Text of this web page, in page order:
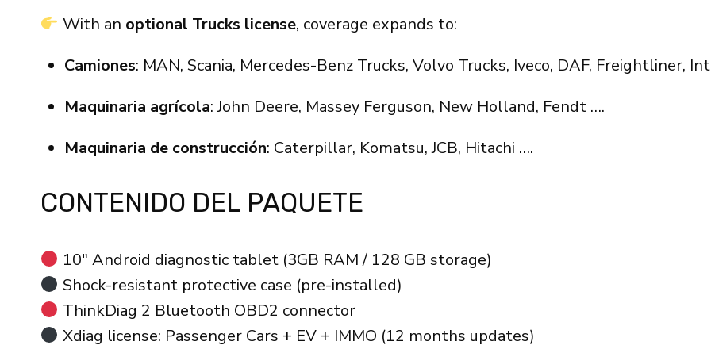
With an optional Trucks license, coverage expands to:
Camiones: MAN, Scania, Mercedes-Benz Trucks, Volvo Trucks, Iveco, DAF, Freightliner,
Maquinaria agrícola: John Deere, Massey Ferguson, New Holland, Fendt ….
Maquinaria de construcción: Caterpillar, Komatsu, JCB, Hitachi ….
CONTENIDO DEL PAQUETE
10″ Android diagnostic tablet (3GB RAM / 128 GB storage)
Shock-resistant protective case (pre-installed)
ThinkDiag 2 Bluetooth OBD2 connector
Xdiag license: Passenger Cars + EV + IMMO (12 months updates)